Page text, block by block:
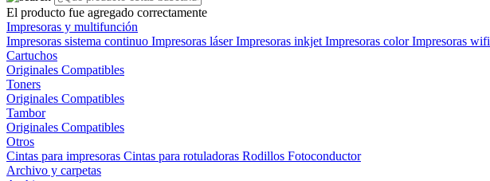
El producto fue agregado correctamente
Impresoras y multifunción
Impresoras sistema continuo Impresoras láserImpresoras inkjet Impresoras colorImpresoras wifi
Cartuchos
Originales Compatibles
Toners
Originales Compatibles
Tambor
Originales Compatibles
Otros
Cintas para impresoras Cintas para rotuladoras Rodillos Fotoconductor
Archivo y carpetas